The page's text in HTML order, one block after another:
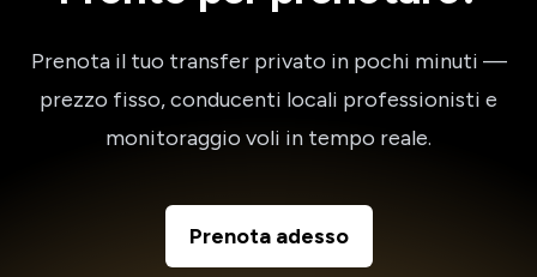
Prenota il tuo transfer privato in pochi minuti —
prezzo fisso, conducenti locali professionisti e
monitoraggio voli in tempo reale.
Prenota adesso